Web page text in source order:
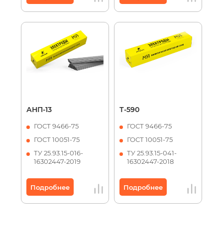
АНП-13
ГОСТ 9466-75
ГОСТ 10051-75
ТУ 25.93.15-016-
16302447-2019
Подробнее
Т-590
ГОСТ 9466-75
ГОСТ 10051-75
ТУ 25.93.15-041-
16302447-2018
Подробнее